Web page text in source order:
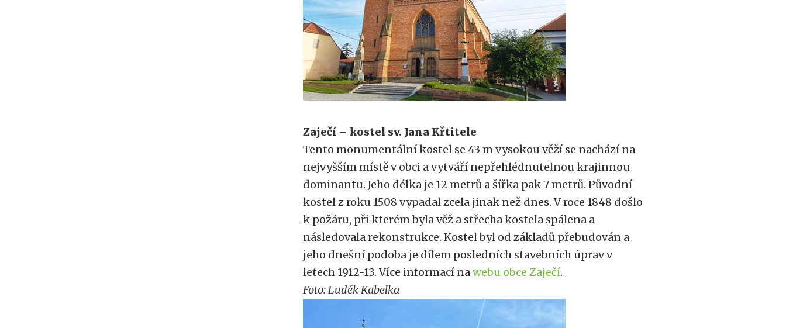
Zaječí – kostel sv. Jana Křtitele
Tento monumentální kostel se 43 m vysokou věží se nachází na
nejvyšším místě v obci a vytváří nepřehlédnutelnou krajinnou
dominantu. Jeho délka je 12 metrů a šířka pak 7 metrů. Původní
kostel z roku 1508 vypadal zcela jinak než dnes. V roce 1848 došlo
k požáru, při kterém byla věž a střecha kostela spálena a
následovala rekonstrukce. Kostel byl od základů přebudován a
jeho dnešní podoba je dílem posledních stavebních úprav v
letech 1912-13. Více informací nawebu obce Zaječí.
Foto: Luděk Kabelka